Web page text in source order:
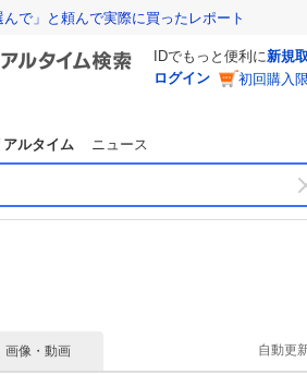
で」と頼んで実際に買ったレポート
IDでもっと便利に新規
ログイン
初回購入
アルタイム ニュース
画像・動画 自動更